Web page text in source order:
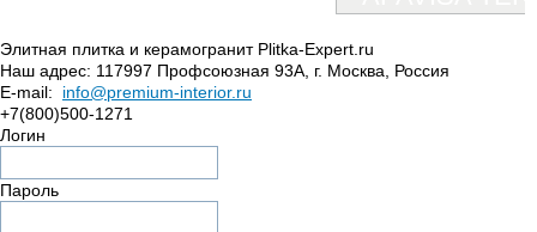
Элитная плитка и керамогранит Plitka-Expert.ru
Наш адрес: 117997 Профсоюзная 93А, г. Москва, Россия
E-mail:
info@premium-interior.ru
+7(800)500-1271
Логин
Пароль